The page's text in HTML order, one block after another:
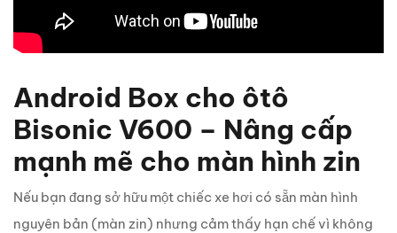
Android Box cho ôtô
Bisonic V600 – Nâng cấp
mạnh mẽ cho màn hình zin
Nếu bạn đang sở hữu một chiếc xe hơi có sẵn màn hình
nguyên bản (màn zin) nhưng cảm thấy hạn chế vì không